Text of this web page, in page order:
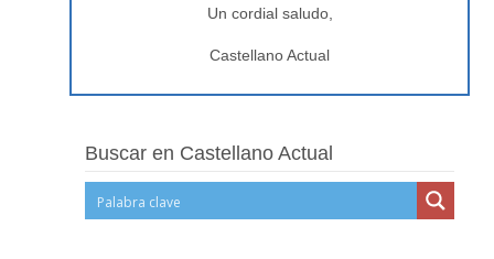
Un cordial saludo,
Castellano Actual
Buscar en Castellano Actual